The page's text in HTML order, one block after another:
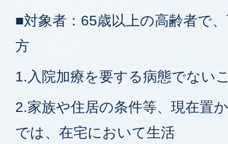
■対象者：65歳以上の高齢者で
方
1.入院加療を要する病態でない
2.家族や住居の条件等、現在置
では、在宅において生活